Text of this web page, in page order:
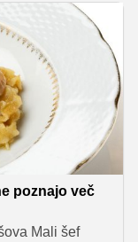
inovativnimi
se v rdeči
poznajo več
Mali šef